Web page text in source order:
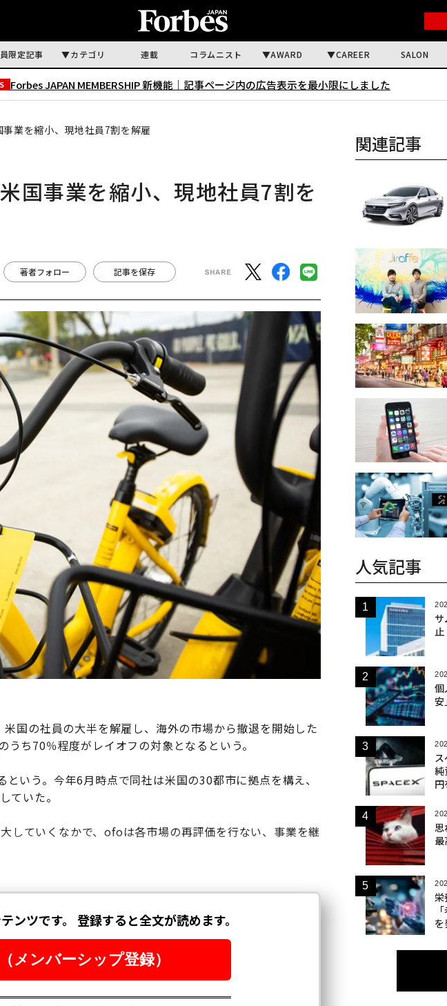
限定記事 カテゴリ 連載 コラムニスト AWARD CAREER SALON
Forbes JAPAN MEMBERSHIP 新機能｜ 記事ページ内の広告表示を最小限にしました
業を縮小、現地社員7割を解雇
国事業を縮小、現地社員7割を
著者フォロー 記事を保存
国の社員の大半を解雇し、海外の市場から撤退を開始した
ち70％程度がレイオフの対象となるという。
いう。今年6月時点で同社は米国の30都市に拠点を構え、
ていた。
していくなかで、ofoは各市場の再評価を行ない、事業を継
関連記事
人気記事
サ
個
安
純
を